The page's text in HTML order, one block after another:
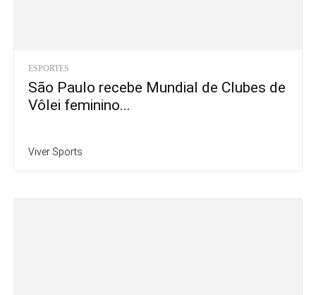
ESPORTES
São Paulo recebe Mundial de Clubes de
Vôlei feminino...
Viver Sports